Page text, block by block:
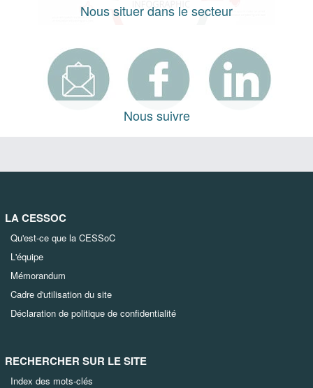
Nous situer dans le secteur
Nous suivre
LA CESSOC
Qu'est-ce que la CESSoC
L'équipe
Mémorandum
Cadre d'utilisation du site
Déclaration de politique de confidentialité
RECHERCHER SUR LE SITE
Index des mots-clés